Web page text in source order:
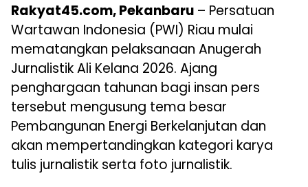
Rakyat45.com, Pekanbaru – Persatuan
Wartawan Indonesia (PWI) Riau mulai
mematangkan pelaksanaan Anugerah
Jurnalistik Ali Kelana 2026. Ajang
penghargaan tahunan bagi insan pers
tersebut mengusung tema besar
Pembangunan Energi Berkelanjutan dan
akan mempertandingkan kategori karya
tulis jurnalistik serta foto jurnalistik.